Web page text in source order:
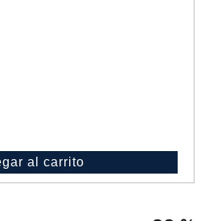
al carrito